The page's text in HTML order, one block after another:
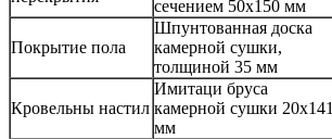
сечением 50х150 мм
Покрытие пола
Шпунтованная доска
камерной сушки,
толщиной 35 мм
Кровельны настил
Имитаци бруса
камерной сушки 20х141
мм